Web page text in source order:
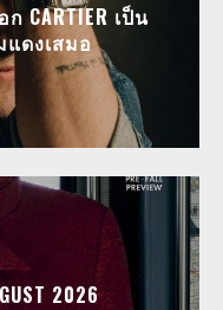
ก CARTIER เป็น
ดงเสมอ
2026